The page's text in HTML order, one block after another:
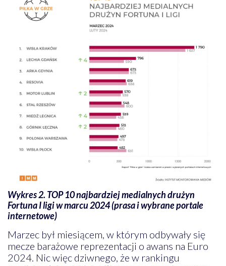
Wykres 2. TOP 10 najbardziej medialnych drużyn
Fortuna I ligi w marcu 2024 (prasa i wybrane portale
internetowe)
Marzec był miesiącem, w którym odbywały się
mecze barażowe reprezentacji o awans na Euro
2024. Nic więc dziwnego, że w rankingu